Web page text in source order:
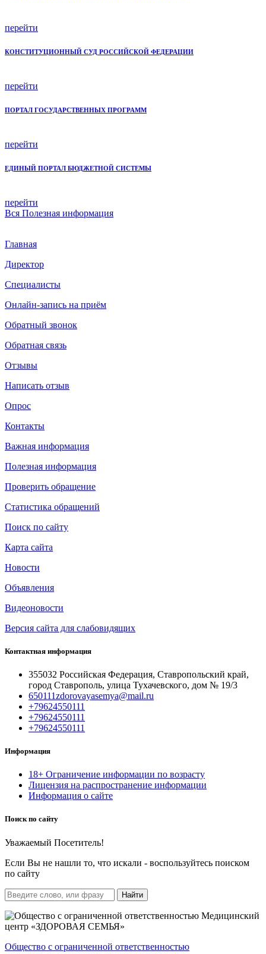
перейти
КОНСТИТУЦИОННЫЙ СУД РОССИЙСКОЙ ФЕДЕРАЦИИ
перейти
ПОРТАЛ ГОСУДАРСТВЕННЫХ ПРОГРАММ
перейти
ЕДИНЫЙ ПОРТАЛ БЮДЖЕТНОЙ СИСТЕМЫ
перейти
Вся Полезная информация
Главная
Директор
Специалисты
Онлайн-запись на приём
Обратный звонок
Обратная связь
Отзывы
Написать отзыв
Опрос
Контакты
Важная информация
Полезная информация
Проверить обращение
Статистика обращений
Поиск по сайту
Карта сайта
Новости
Объявления
Видеоновости
Версия сайта для слабовидящих
Контактная информация
355032 Российская Федерация, Ставропольский край,
город Ставрополь, улица Тухачевского, дом № 19/3
650111zdorovayasemya@mail.ru
+79624550111
+79624550111
+79624550111
Информация
18+ Ограничение информации по возрасту
Лицензия на распространение информации
Информация о сайте
Поиск по сайту
Уважаемый Посетитель!
Если Вы не нашли то, что искали - воспользуйтесь поиском
по сайту
Найти
Общество с ограниченной ответственностью